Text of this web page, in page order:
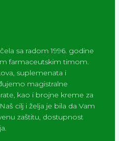
sa radom 1996. godine
farmaceutskim timom.
suplemenata i
magistralne
kao i brojne kreme za
cilj i želja je bila da Vam
zaštitu, dostupnost